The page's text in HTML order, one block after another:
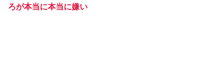
ろが本当に本当に嫌い